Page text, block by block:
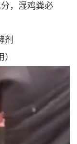
，湿鸡粪必
剂